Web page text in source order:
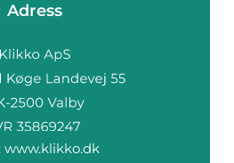
Adress
www.klikko.dk